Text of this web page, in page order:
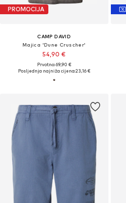
PROMOCIJA
CAMP DAVID
Majica 'Dune Cruscher'
54,90 €
Prvotno: 69,90 €
Posljednja najniža cijena:23,16 €